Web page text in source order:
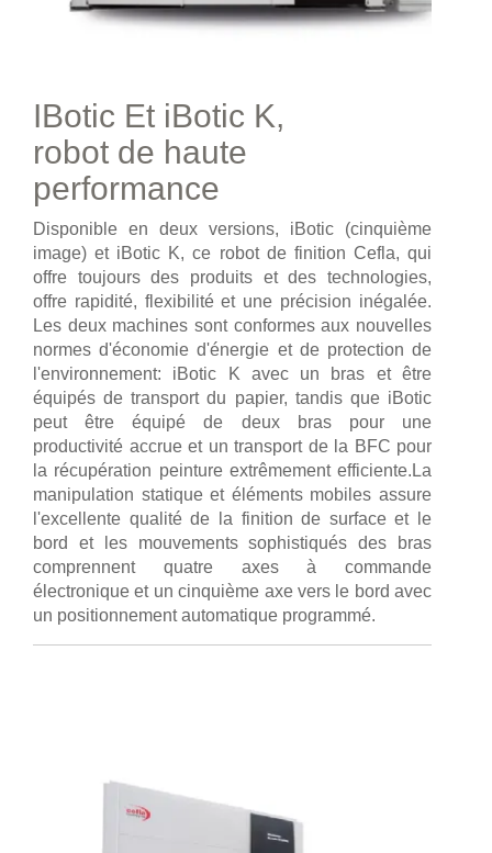
IBotic Et iBotic K,
robot de haute
performance
Disponible en deux versions, iBotic (cinquième
image) et iBotic K, ce robot de finition Cefla, qui
offre toujours des produits et des technologies,
offre rapidité, flexibilité et une précision inégalée.
Les deux machines sont conformes aux nouvelles
normes d'économie d'énergie et de protection de
l'environnement: iBotic K avec un bras et être
équipés de transport du papier, tandis que iBotic
peut être équipé de deux bras pour une
productivité accrue et un transport de la BFC pour
la récupération peinture extrêmement efficiente.La
manipulation statique et éléments mobiles assure
l'excellente qualité de la finition de surface et le
bord et les mouvements sophistiqués des bras
comprennent quatre axes à commande
électronique et un cinquième axe vers le bord avec
un positionnement automatique programmé.